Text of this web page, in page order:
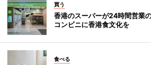
買う
香港のスーパーが24時間営業
コンビニに香港食文化を
食べる